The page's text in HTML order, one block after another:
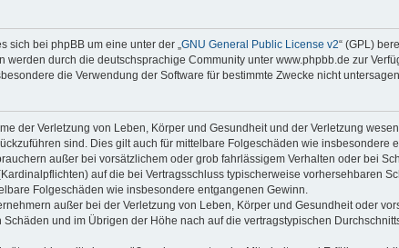
sich bei phpBB um eine unter der „GNU General Public License v2“ (GPL)
werden durch die deutschsprachige Community unter www.phpbb.de zur
die Verwendung der Software für bestimmte Zwecke nicht
der Verletzung von Leben, Körper und Gesundheit und der Verletzung
sind. Dies gilt auch für mittelbare Folgeschäden wie insbesondere
außer bei vorsätzlichem oder grob fahrlässigem Verhalten oder bei
auf die bei Vertragsschluss typischerweise vorhersehbaren
Folgeschäden wie insbesondere entgangenen Gewinn.
außer bei der Verletzung von Leben, Körper und Gesundheit oder
und im Übrigen der Höhe nach auf die vertragstypischen